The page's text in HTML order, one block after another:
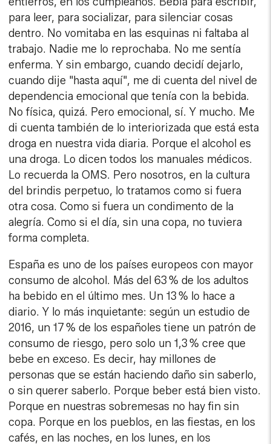
para leer, para socializar, para silenciar cosas
dentro. No vomitaba en las esquinas ni faltaba al
trabajo. Nadie me lo reprochaba. No me sentía
enferma. Y sin embargo, cuando decidí dejarlo,
cuando dije "hasta aquí", me di cuenta del nivel de
dependencia emocional que tenía con la bebida.
No física, quizá. Pero emocional, sí. Y mucho. Me
di cuenta también de lo interiorizada que está esta
droga en nuestra vida diaria. Porque el alcohol es
una droga. Lo dicen todos los manuales médicos.
Lo recuerda la OMS. Pero nosotros, en la cultura
del brindis perpetuo, lo tratamos como si fuera
otra cosa. Como si fuera un condimento de la
alegría. Como si el día, sin una copa, no tuviera
forma completa.
España es uno de los países europeos con mayor
consumo de alcohol. Más del 63 % de los adultos
ha bebido en el último mes. Un 13 % lo hace a
diario. Y lo más inquietante: según un estudio de
2016, un 17 % de los españoles tiene un patrón de
consumo de riesgo, pero solo un 1,3 % cree que
bebe en exceso. Es decir, hay millones de
personas que se están haciendo daño sin saberlo,
o sin querer saberlo. Porque beber está bien visto.
Porque en nuestras sobremesas no hay fin sin
copa. Porque en los pueblos, en las fiestas, en los
cafés, en las noches, en los lunes, en los